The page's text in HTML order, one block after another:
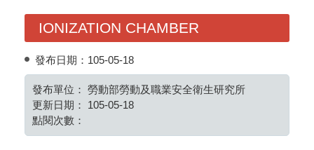
IONIZATION CHAMBER
發布日期： 105-05-18
發布單位： 勞動部勞動及職業安全衛生研究所
更新日期：
105-05-18
點閱次數：